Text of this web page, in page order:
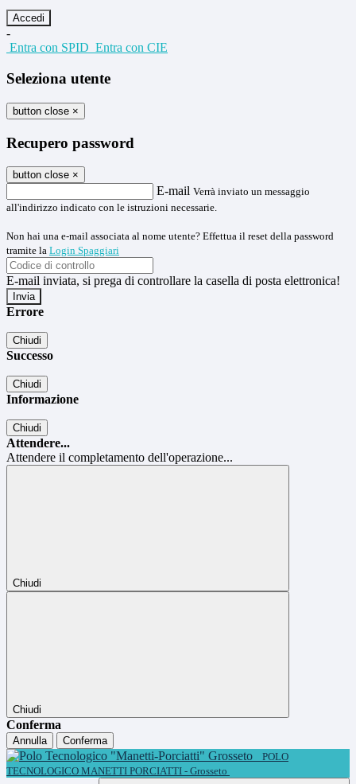
-
Entra con SPID Entra con CIE
Seleziona utente
button close ×
Recupero password
button close ×
E-mail Verrà inviato un messaggio
all'indirizzo indicato con le istruzioni necessarie.
Non hai una e-mail associata al nome utente? Effettua il reset della password
tramite la Login Spaggiari
E-mail inviata, si prega di controllare la casella di posta elettronica!
Errore
Chiudi
Successo
Chiudi
Informazione
Chiudi
Attendere...
Attendere il completamento dell'operazione...
Chiudi
Chiudi
Conferma
Annulla
Conferma
POLO
TECNOLOGICO MANETTI PORCIATTI - Grosseto